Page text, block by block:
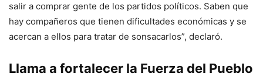
salir a comprar gente de los partidos políticos. Saben que
hay compañeros que tienen dificultades económicas y se
acercan a ellos para tratar de sonsacarlos”, declaró.
Llama a fortalecer la Fuerza del Pueblo